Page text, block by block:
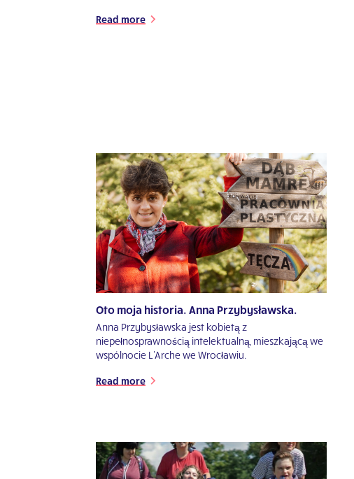
Read more
Oto moja historia. Anna Przybysławska.
Anna Przybysławska jest kobietą z
niepełnosprawnością intelektualną, mieszkającą we
wspólnocie L'Arche we Wrocławiu.
Read more